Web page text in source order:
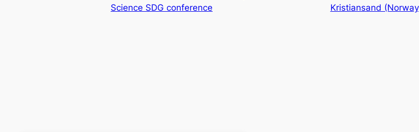
Science SDG conference
Kristiansand